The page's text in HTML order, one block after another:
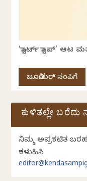
‘ಸ್ಟಾರ್ಟ್ ಸ್ಟಾಪ್’ ಆಟ
ಜೂನಿಯರ್ ಸಂಪಿಗೆ
ಕುಳಿತಲ್ಲೇ
ನಿಮ್ಮ ಅಪ್ರಕಟಿತ
ಕಳುಹಿಸಿ